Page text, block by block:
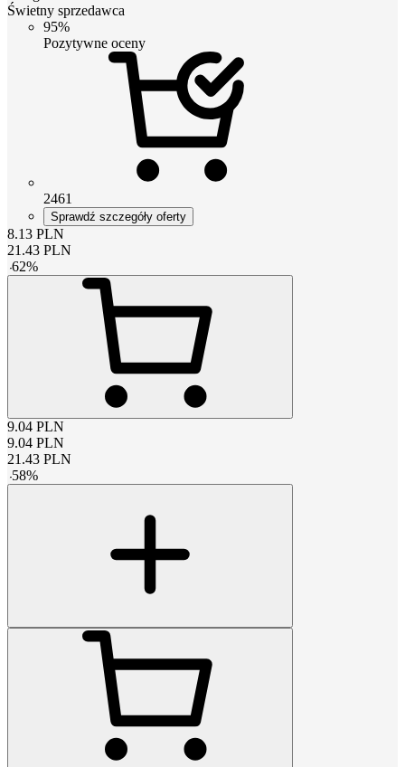
Świetny sprzedawca
95%
Pozytywne oceny
2461
Sprawdź szczegóły oferty
8.13 PLN
21.43 PLN
-62%
9.04 PLN
9.04 PLN
21.43 PLN
-58%